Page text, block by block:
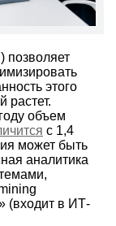
позволяет
этого
растет.
объем
с 1,4
может быть
аналитика
(входит в ИТ-